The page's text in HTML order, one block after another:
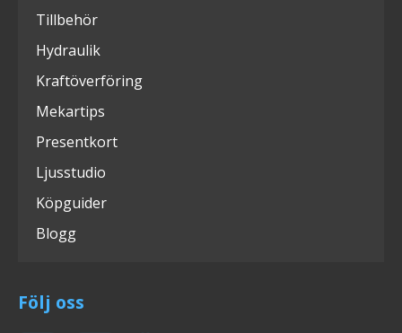
Tillbehör
Hydraulik
Kraftöverföring
Mekartips
Presentkort
Ljusstudio
Köpguider
Blogg
Följ oss